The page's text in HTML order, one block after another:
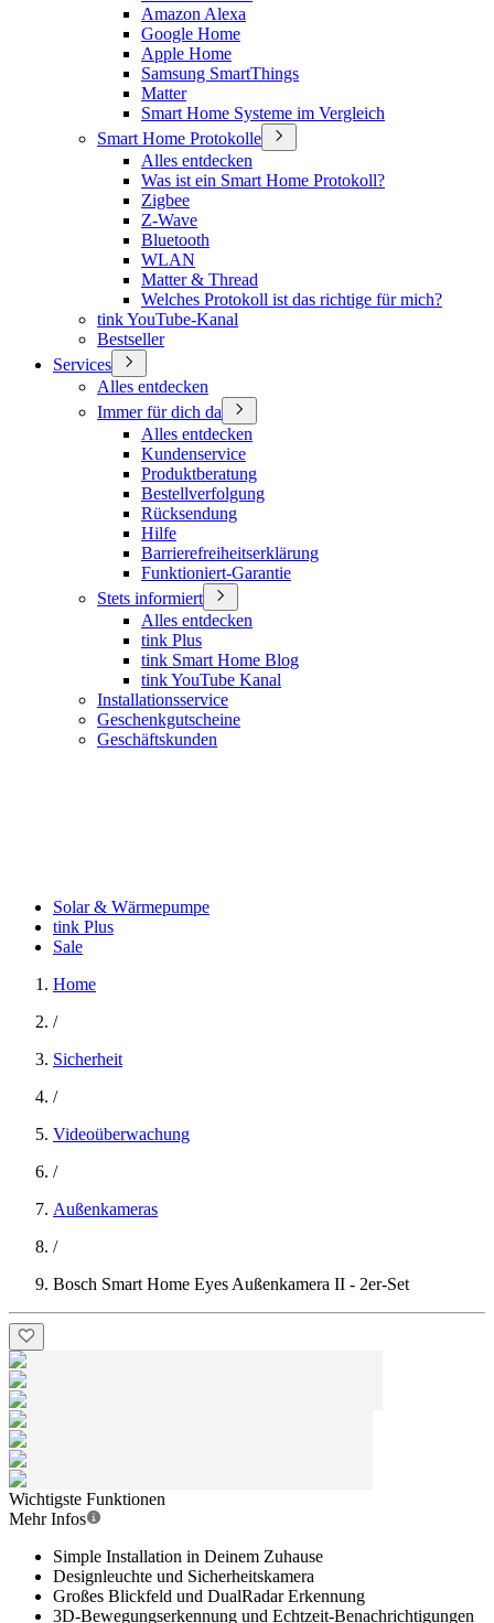
Amazon Alexa
Google Home
Apple Home
Samsung SmartThings
Matter
Smart Home Systeme im Vergleich
Smart Home Protokolle
Alles entdecken
Was ist ein Smart Home Protokoll?
Zigbee
Z-Wave
Bluetooth
WLAN
Matter & Thread
Welches Protokoll ist das richtige für mich?
tink YouTube-Kanal
Bestseller
Services
Alles entdecken
Immer für dich da
Alles entdecken
Kundenservice
Produktberatung
Bestellverfolgung
Rücksendung
Hilfe
Barrierefreiheitserklärung
Funktioniert-Garantie
Stets informiert
Alles entdecken
tink Plus
tink Smart Home Blog
tink YouTube Kanal
Installationsservice
Geschenkgutscheine
Geschäftskunden
Solar & Wärmepumpe
tink Plus
Sale
Home
/
Sicherheit
/
Videoüberwachung
/
Außenkameras
/
Bosch Smart Home Eyes Außenkamera II - 2er-Set
Wichtigste Funktionen
Mehr Infos
Simple Installation in Deinem Zuhause
Designleuchte und Sicherheitskamera
Großes Blickfeld und DualRadar Erkennung
3D-Bewegungserkennung und Echtzeit-Benachrichtigungen